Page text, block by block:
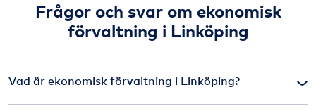
Frågor och svar om ekonomisk
förvaltning i Linköping
Vad är ekonomisk förvaltning i Linköping?